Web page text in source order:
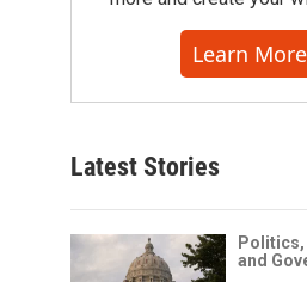
Learn More
Latest Stories
and